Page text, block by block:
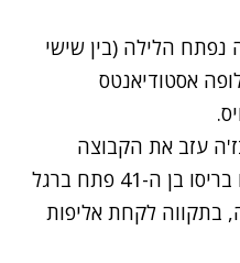
נפתח הלילה (בין שישי
1:2 של האלופה אסטודיאנטס
עזב את הקבוצה
מלה-פלאטה, מחליפו אדוארדו בריסו בן ה-41 פתח ברגל
בתקווה לקחת אליפות